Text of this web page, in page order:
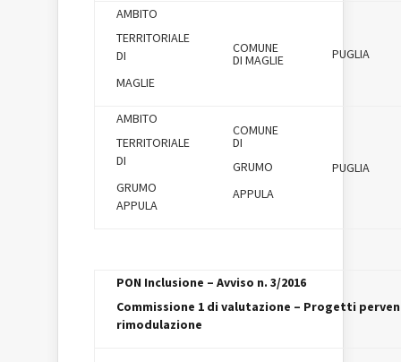
AMBITO
TERRITORIALE
DI
MAGLIE
COMUNE
DI MAGLIE PUGLIA
AMBITO
TERRITORIALE
DI
GRUMO
APPULA
COMUNE
DI
GRUMO
APPULA
PUGLIA
PON Inclusione – Avviso n. 3/2016
Commissione 1 di valutazione – Progetti
rimodulazione